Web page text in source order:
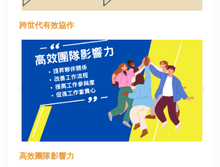
跨世代有效協作
高效團隊影響力